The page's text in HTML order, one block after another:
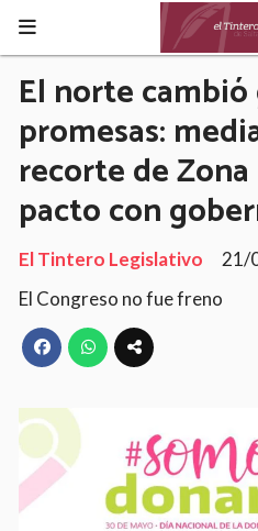
El norte cambió
promesas:
recorte de
pacto con
El Tintero Legislativo
21/
El Congreso no fue freno